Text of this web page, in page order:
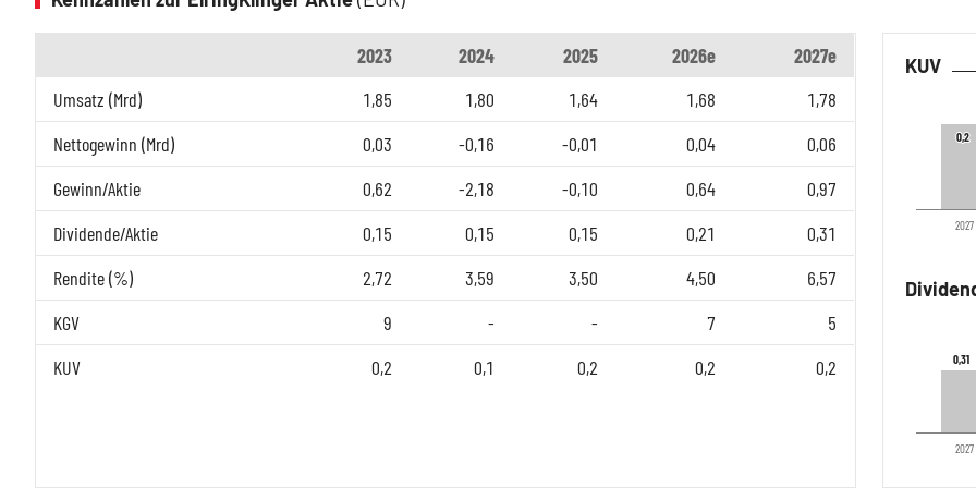
2023 2024 2025 2026e
2027e
Umsatz (Mrd)
1,85 1,80 1,64 1,68
1,78
Nettogewinn (Mrd)
0,03 -0,16 -0,01 0,04
0,06
Gewinn/Aktie
0,62 -2,18 -0,10 0,64
0,97
Dividende/Aktie
0,15 0,15 0,15 0,21
0,31
Rendite (%)
2,72 3,59 3,50 4,50
6,57
KGV
9 - - 7
5
KUV
0,2 0,1 0,2 0,2 0,2
KUV
0,2
0,2
2027
0,31
0,31
2027